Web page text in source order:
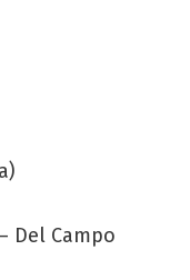
Del Campo